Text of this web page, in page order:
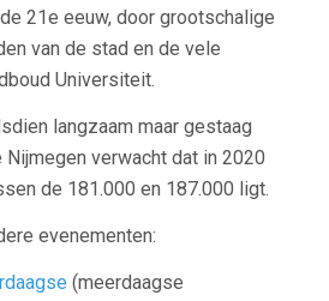
21e eeuw, door grootschalige
van de stad en de vele
Universiteit.
langzaam maar gestaag
verwacht dat in 2020
de 181.000 en 187.000 ligt.
evenementen:
(meerdaagse